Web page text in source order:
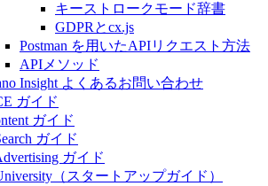
キーストロークモード辞書
GDPRとcx.js
Postman を用いたAPIリクエスト方法
APIメソッド
Insight よくあるお問い合わせ
ガイド
ガイド
ガイド
ガイド
（スタートアップガイド）